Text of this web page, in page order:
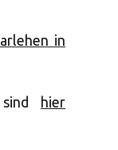
in
sind hier